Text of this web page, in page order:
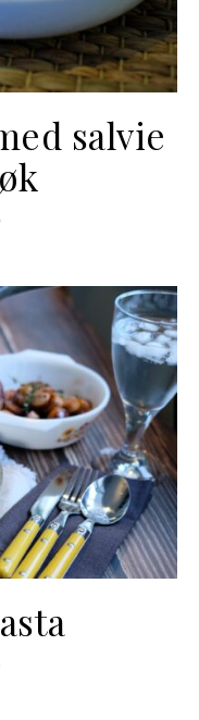
salvie